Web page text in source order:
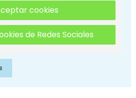
cookies
de Redes Sociales